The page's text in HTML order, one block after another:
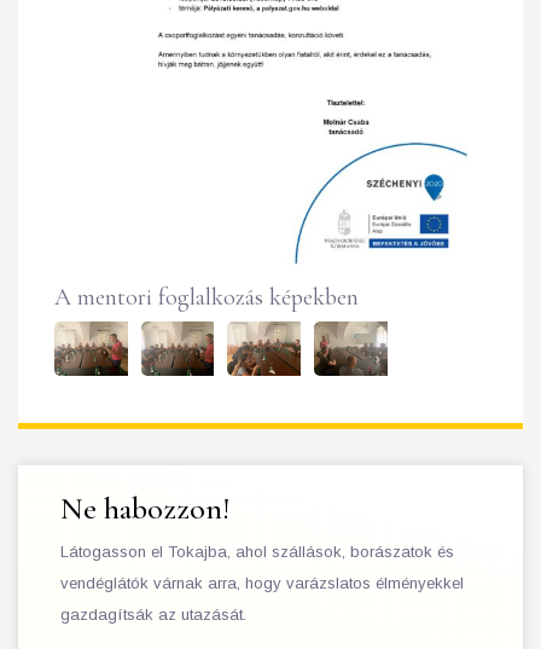
A mentori foglalkozás képekben
Ne habozzon!
Látogasson el Tokajba, ahol szállások, borászatok és
vendéglátók várnak arra, hogy varázslatos élményekkel
gazdagítsák az utazását.